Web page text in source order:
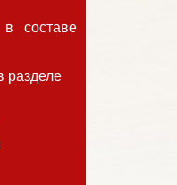
составе
разделе